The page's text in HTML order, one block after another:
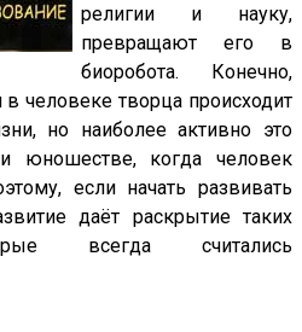
религии и науку,
превращают его в
биоробота. Конечно,
в человеке творца происходит
но наиболее активно это
юношестве, когда человек
если начать развивать
даёт раскрытие таких
всегда считались